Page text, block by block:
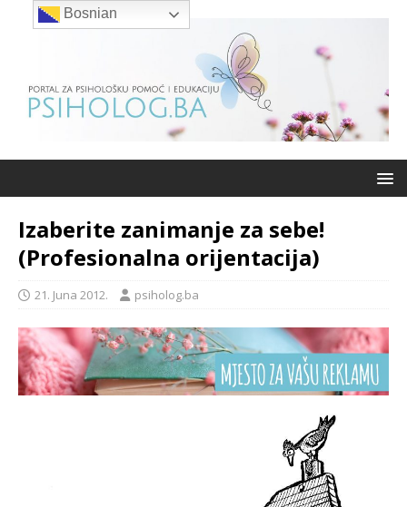
Izaberite zanimanje za sebe!
(Profesionalna orijentacija)
21. Juna 2012. psiholog.ba
Bosnian